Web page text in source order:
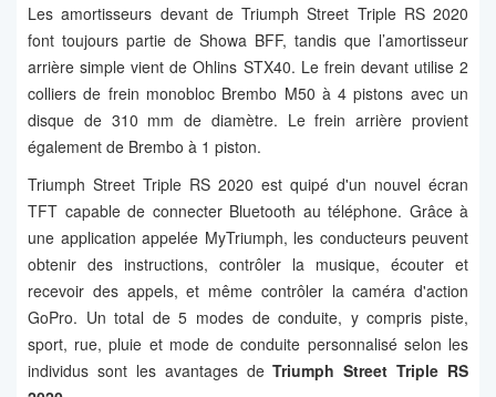
Les amortisseurs devant de Triumph Street Triple RS 2020
font toujours partie de Showa BFF, tandis que l’amortisseur
arrière simple vient de Ohlins STX40. Le frein devant utilise 2
colliers de frein monobloc Brembo M50 à 4 pistons avec un
disque de 310 mm de diamètre. Le frein arrière provient
également de Brembo à 1 piston.
Triumph Street Triple RS 2020 est quipé d'un nouvel écran
TFT capable de connecter Bluetooth au téléphone. Grâce à
une application appelée MyTriumph, les conducteurs peuvent
obtenir des instructions, contrôler la musique, écouter et
recevoir des appels, et même contrôler la caméra d'action
GoPro. Un total de 5 modes de conduite, y compris piste,
sport, rue, pluie et mode de conduite personnalisé selon les
individus sont les avantages deTriumph Street Triple RS